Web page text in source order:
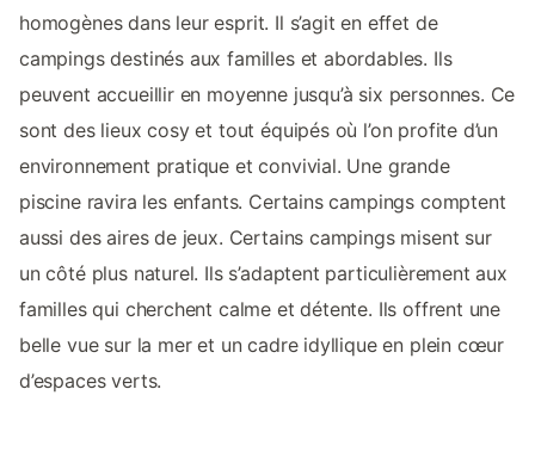
homogènes dans leur esprit. Il s’agit en effet de
campings destinés aux familles et abordables. Ils
peuvent accueillir en moyenne jusqu’à six personnes. Ce
sont des lieux cosy et tout équipés où l’on profite d’un
environnement pratique et convivial. Une grande
piscine ravira les enfants. Certains campings comptent
aussi des aires de jeux. Certains campings misent sur
un côté plus naturel. Ils s’adaptent particulièrement aux
familles qui cherchent calme et détente. Ils offrent une
belle vue sur la mer et un cadre idyllique en plein cœur
d’espaces verts.